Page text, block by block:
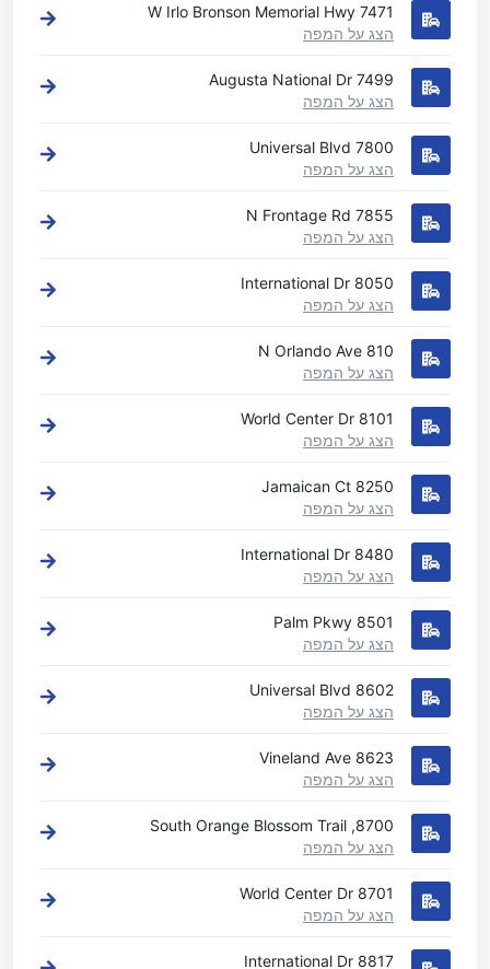
7471 W Irlo Bronson Memorial Hwy
הצג על המפה
7499 Augusta National Dr
הצג על המפה
7800 Universal Blvd
הצג על המפה
7855 N Frontage Rd
הצג על המפה
8050 International Dr
הצג על המפה
810 N Orlando Ave
הצג על המפה
8101 World Center Dr
הצג על המפה
8250 Jamaican Ct
הצג על המפה
8480 International Dr
הצג על המפה
8501 Palm Pkwy
הצג על המפה
8602 Universal Blvd
הצג על המפה
8623 Vineland Ave
הצג על המפה
8700, South Orange Blossom Trail
הצג על המפה
8701 World Center Dr
הצג על המפה
8817 International Dr